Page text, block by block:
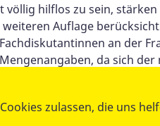
völlig hilflos zu sein,
Auflage
an der
da sich der
(ISBN 978-3-406-
zulassen, die uns